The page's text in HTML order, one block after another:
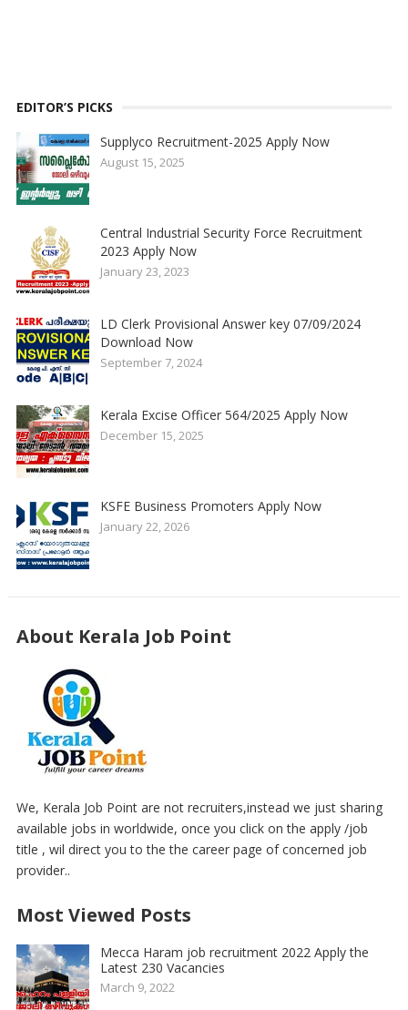
EDITOR’S PICKS
Supplyco Recruitment-2025 Apply Now
August 15, 2025
Central Industrial Security Force Recruitment
2023 Apply Now
January 23, 2023
LD Clerk Provisional Answer key 07/09/2024
Download Now
September 7, 2024
Kerala Excise Officer 564/2025 Apply Now
December 15, 2025
KSFE Business Promoters Apply Now
January 22, 2026
About Kerala Job Point
We, Kerala Job Point are not recruiters,instead we just sharing
available jobs in worldwide, once you click on the apply /job
title , wil direct you to the the career page of concerned job
provider..
Most Viewed Posts
Mecca Haram job recruitment 2022 Apply the
Latest 230 Vacancies
March 9, 2022